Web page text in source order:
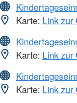
Karte: Link zur
Karte: Link zur
Karte: Link zur